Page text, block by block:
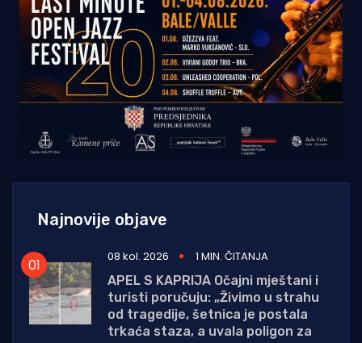
Najnovije objave
08 kol. 2026
1 MIN. ČITANJA
APEL S KAPRIJA Očajni mještani i
turisti poručuju: „Živimo u strahu
od tragedije, šetnica je postala
trkaća staza, a uvala poligon za